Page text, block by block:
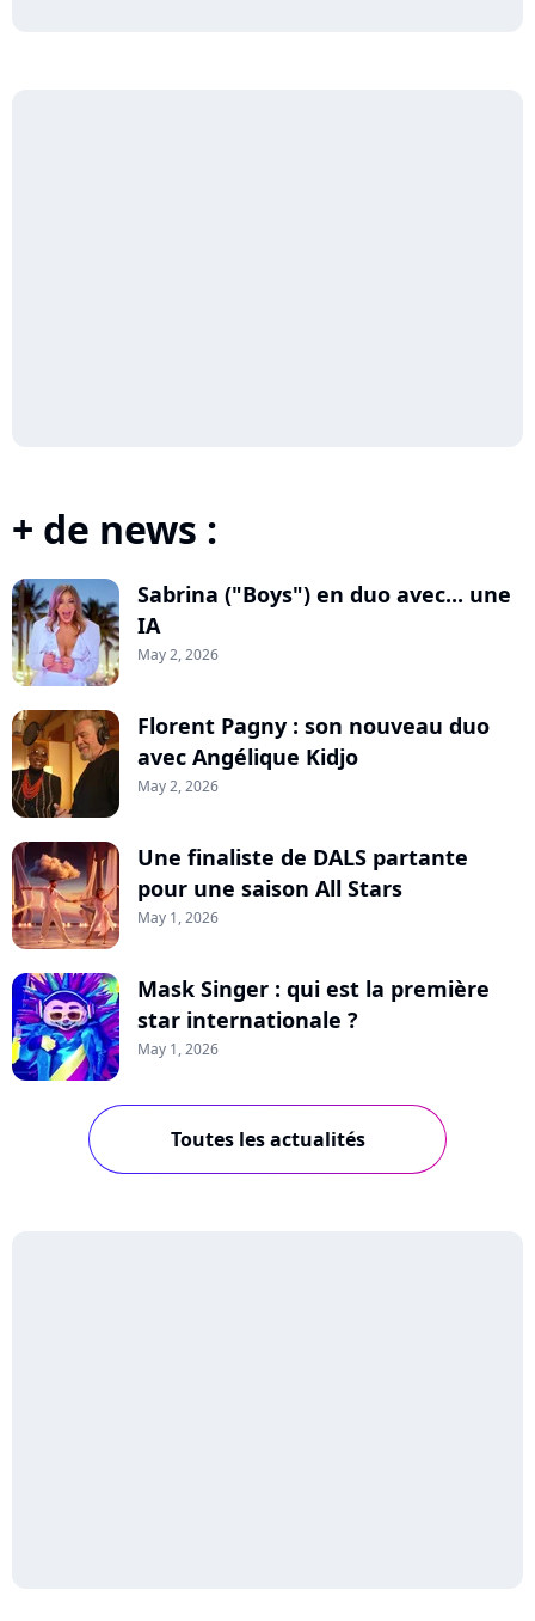
+ de news :
Sabrina ("Boys") en duo avec... une
IA
May 2, 2026
Florent Pagny : son nouveau duo
avec Angélique Kidjo
May 2, 2026
Une finaliste de DALS partante
pour une saison All Stars
May 1, 2026
Mask Singer : qui est la première
star internationale ?
May 1, 2026
Toutes les actualités